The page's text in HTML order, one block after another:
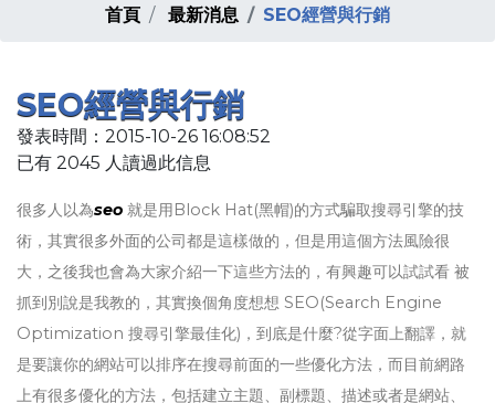
首頁 最新消息 SEO經營與行銷
SEO經營與行銷
發表時間：2015-10-26 16:08:52
已有 2045 人讀過此信息
很多人以為seo 就是用Block Hat(黑帽)的方式騙取搜尋引擎的技
術，其實很多外面的公司都是這樣做的，但是用這個方法風險很
大，之後我也會為大家介紹一下這些方法的，有興趣可以試試看 被
抓到別說是我教的，其實換個角度想想 SEO(Search Engine
Optimization 搜尋引擎最佳化)，到底是什麼?從字面上翻譯，就
是要讓你的網站可以排序在搜尋前面的一些優化方法，而目前網路
上有很多優化的方法，包括建立主題、副標題、描述或者是網站、